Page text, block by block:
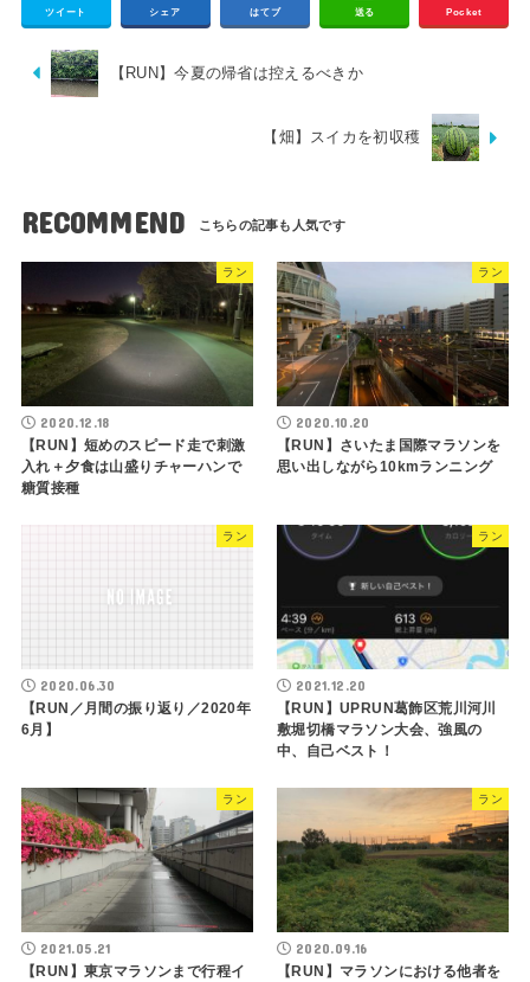
ツイート シェア はてブ 送る Pocket
【RUN】今夏の帰省は控えるべきか
【畑】スイカを初収穫
RECOMMEND
ラン
2020.12.18
【RUN】短めのスピード走で刺激
入れ＋夕食は山盛りチャーハンで
糖質接種
ラン
2020.10.20
【RUN】さいたま国際マラソンを
思い出しながら10kmランニング
ラン
2020.06.30
【RUN／月間の振り返り／2020年
6月】
ラン
2021.12.20
【RUN】UPRUN葛飾区荒川河川
敷堀切橋マラソン大会、強風の
中、自己ベスト！
ラン
2021.05.21
【RUN】東京マラソンまで行程イ
ラン
2020.09.16
【RUN】マラソンにおける他者を